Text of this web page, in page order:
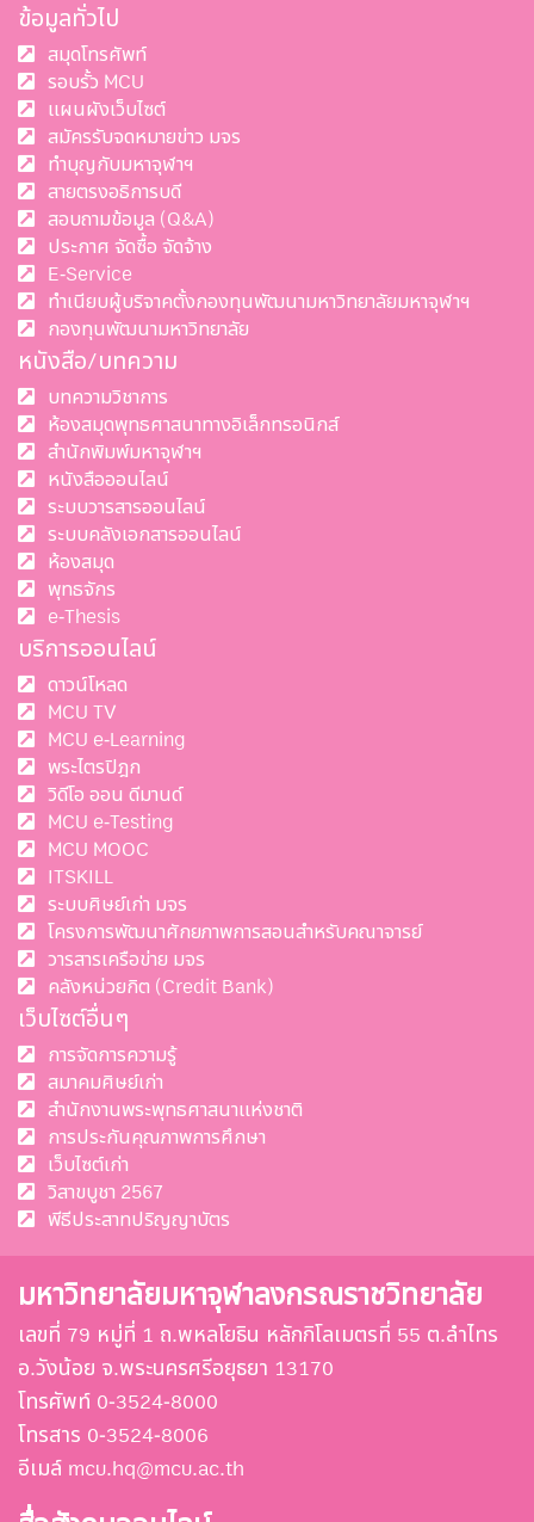
ข้อมูลทั่วไป
สมุดโทรศัพท์
รอบรั้ว MCU
แผนผังเว็บไซต์
สมัครรับจดหมายข่าว มจร
ทำบุญกับมหาจุฬาฯ
สายตรงอธิการบดี
สอบถามข้อมูล (Q&A)
ประกาศ จัดซื้อ จัดจ้าง
E-Service
ทำเนียบผู้บริจาคตั้งกองทุนพัฒนามหาวิทยาลัยมหาจุฬาฯ
กองทุนพัฒนามหาวิทยาลัย
หนังสือ/บทความ
บทความวิชาการ
ห้องสมุดพุทธศาสนาทางอิเล็กทรอนิกส์
สำนักพิมพ์มหาจุฬาฯ
หนังสือออนไลน์
ระบบวารสารออนไลน์
ระบบคลังเอกสารออนไลน์
ห้องสมุด
พุทธจักร
e-Thesis
บริการออนไลน์
ดาวน์โหลด
MCU TV
MCU e-Learning
พระไตรปิฎก
วิดีโอ ออน ดีมานด์
MCU e-Testing
MCU MOOC
ITSKILL
ระบบศิษย์เก่า มจร
โครงการพัฒนาศักยภาพการสอนสำหรับคณาจารย์
วารสารเครือข่าย มจร
คลังหน่วยกิต (Credit Bank)
เว็บไซต์อื่นๆ
การจัดการความรู้
สมาคมศิษย์เก่า
สำนักงานพระพุทธศาสนาแห่งชาติ
การประกันคุณภาพการศึกษา
เว็บไซต์เก่า
วิสาขบูชา 2567
พีธีประสาทปริญญาบัตร
มหาวิทยาลัยมหาจุฬาลงกรณราชวิทยาลัย
เลขที่ 79 หมู่ที่ 1 ถ.พหลโยธิน หลักกิโลเมตรที่ 55 ต.ลำไทร
อ.วังน้อย จ.พระนครศรีอยุธยา 13170
โทรศัพท์ 0-3524-8000
โทรสาร 0-3524-8006
อีเมล์ mcu.hq@mcu.ac.th